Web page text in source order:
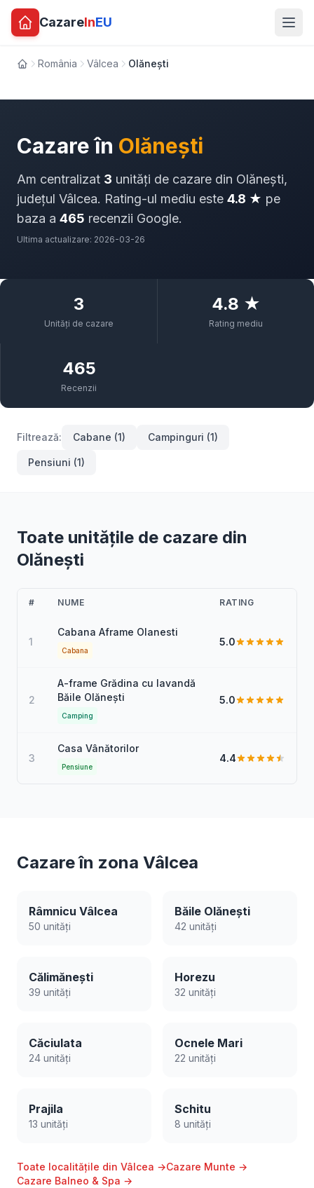
CazareInEU
AcasăRomânia Vâlcea Olănești
Cazare în Olănești
Am centralizat 3 unități de cazare din Olănești,
județul Vâlcea. Rating-ul mediu este 4.8 ★ pe
baza a 465 recenzii Google.
Ultima actualizare: 2026-03-26
3
Unități de cazare
4.8 ★
Rating mediu
465
Recenzii
Filtrează: Cabane (1) Campinguri (1)
Pensiuni (1)
Toate unitățile de cazare din
Olănești
# NUME RATING
1
Cabana Aframe Olanesti
Cabana
5.0
2
A-frame Grădina cu lavandă
Băile Olănești
Camping
5.0
3
Casa Vânătorilor
Pensiune
4.4
Cazare în zona Vâlcea
Râmnicu Vâlcea
50 unități
Băile Olănești
42 unități
Călimănești
39 unități
Horezu
32 unități
Căciulata
24 unități
Ocnele Mari
22 unități
Prajila
13 unități
Schitu
8 unități
Toate localitățile din Vâlcea →Cazare Munte →
Cazare Balneo & Spa →